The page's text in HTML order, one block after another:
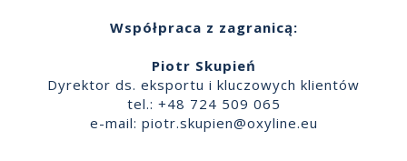
Współpraca z zagranicą:
Piotr Skupień
Dyrektor ds. eksportu i kluczowych klientów
tel.: +48 724 509 065
e-mail: piotr.skupien@oxyline.eu